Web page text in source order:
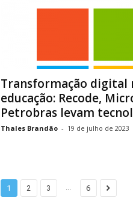
Transformação digital
educação: Recode,
Petrobras levam
Thales Brandão - 19 de julho de 2023
1 2 3 ... 6